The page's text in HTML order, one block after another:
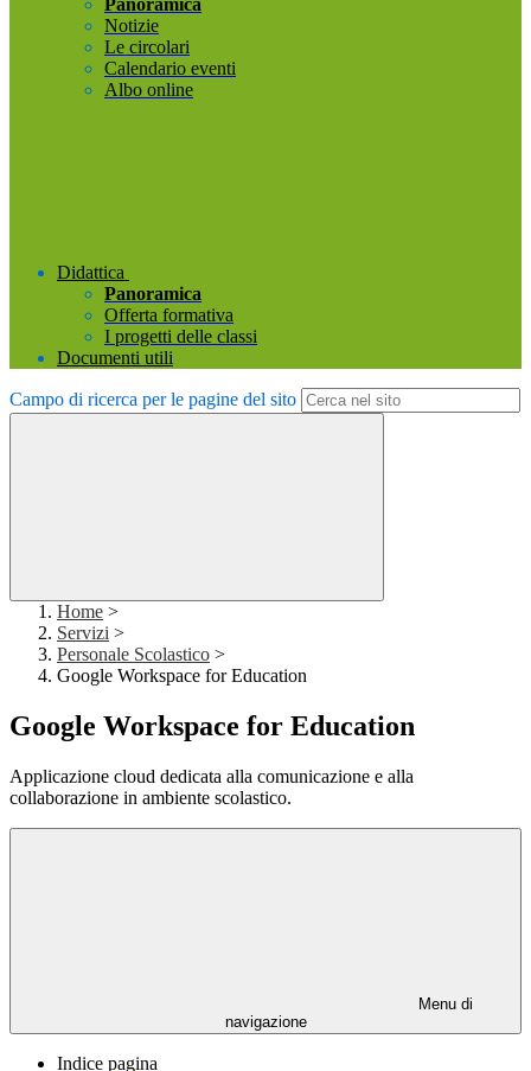
Panoramica
Notizie
Le circolari
Calendario eventi
Albo online
Didattica
Panoramica
Offerta formativa
I progetti delle classi
Documenti utili
Campo di ricerca per le pagine del sito
Home >
Servizi >
Personale Scolastico >
Google Workspace for Education
Google Workspace for Education
Applicazione cloud dedicata alla comunicazione e alla
collaborazione in ambiente scolastico.
Menu di
navigazione
Indice pagina